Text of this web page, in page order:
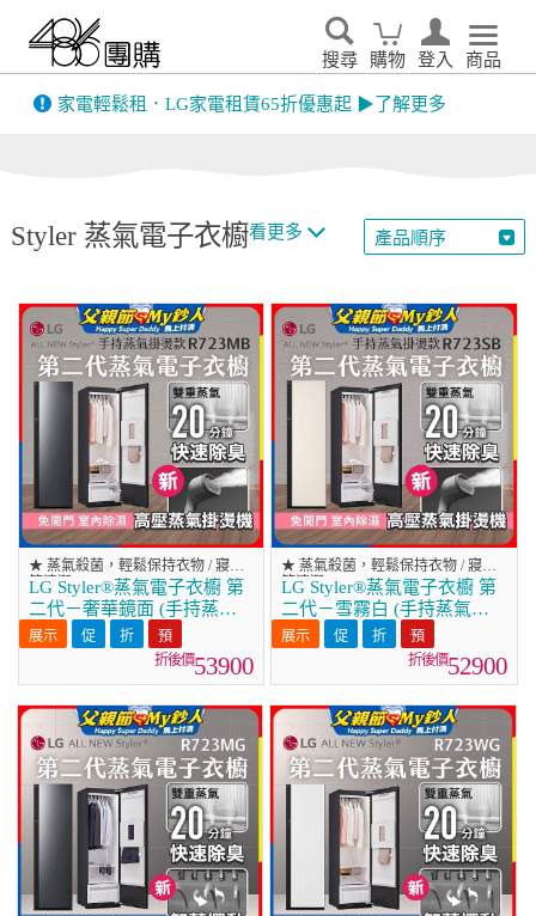
搜尋 購物 登入 商品
家電輕鬆租．LG家電租賃65折優惠起 ▶了解更多
Styler 蒸氣電子衣櫥看更多 產品順序
★ 蒸氣殺菌，輕鬆保持衣物 / 寢具
等清潔
LG Styler®蒸氣電子衣櫥 第
二代－奢華鏡面 (手持蒸氣
掛燙款) R723MB
53900
★ 蒸氣殺菌，輕鬆保持衣物 / 寢具
等清潔
LG Styler®蒸氣電子衣櫥 第
二代－雪霧白 (手持蒸氣掛
燙款) R723SB
52900